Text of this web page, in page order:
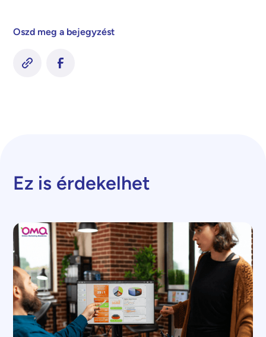
Oszd meg a bejegyzést
Ez is érdekelhet